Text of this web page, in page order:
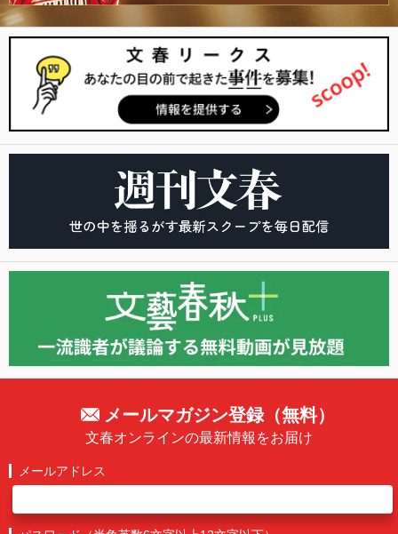
メールマガジン登録（無料）
文春オンラインの最新情報をお届け
メールアドレス